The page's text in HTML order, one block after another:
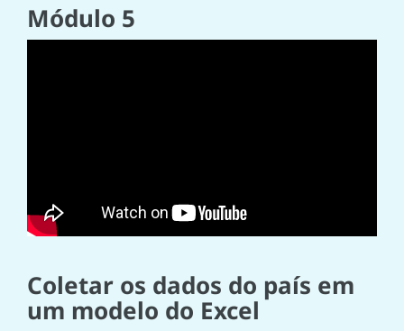
Módulo 5
Coletar os dados do país em
um modelo do Excel